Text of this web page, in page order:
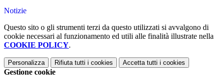
Notizie
Questo sito o gli strumenti terzi da questo utilizzati si avvalgono di
cookie necessari al funzionamento ed utili alle finalità illustrate nella
COOKIE POLICY.
Personalizza Rifiuta tutti i cookies Accetta tutti i cookies
Gestione cookie